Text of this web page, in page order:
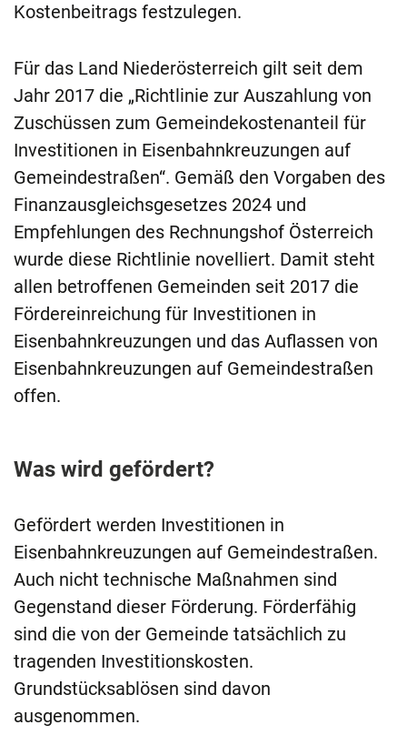
Kostenbeitrags festzulegen.
Für das Land Niederösterreich gilt seit dem
Jahr 2017 die „Richtlinie zur Auszahlung von
Zuschüssen zum Gemeindekostenanteil für
Investitionen in Eisenbahnkreuzungen auf
Gemeindestraßen“. Gemäß den Vorgaben des
Finanzausgleichsgesetzes 2024 und
Empfehlungen des Rechnungshof Österreich
wurde diese Richtlinie novelliert. Damit steht
allen betroffenen Gemeinden seit 2017 die
Fördereinreichung für Investitionen in
Eisenbahnkreuzungen und das Auflassen von
Eisenbahnkreuzungen auf Gemeindestraßen
offen.
Was wird gefördert?
Gefördert werden Investitionen in
Eisenbahnkreuzungen auf Gemeindestraßen.
Auch nicht technische Maßnahmen sind
Gegenstand dieser Förderung. Förderfähig
sind die von der Gemeinde tatsächlich zu
tragenden Investitionskosten.
Grundstücksablösen sind davon
ausgenommen.